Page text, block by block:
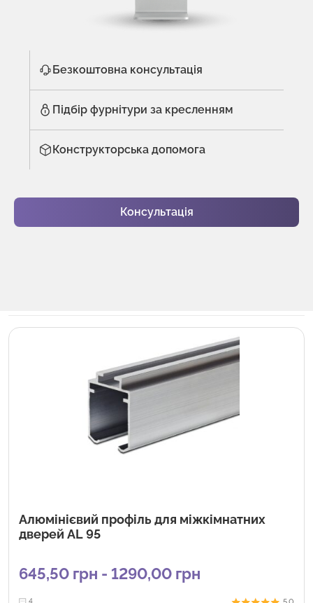
Безкоштовна консультація
Підбір фурнітури за кресленням
Конструкторська допомога
Консультація
Алюмінієвий профіль для міжкімнатних
дверей AL 95
645,50 грн - 1290,00 грн
4